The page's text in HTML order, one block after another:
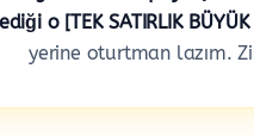
o [TEK SATIRLIK BÜYÜK
yerine oturtman lazım.